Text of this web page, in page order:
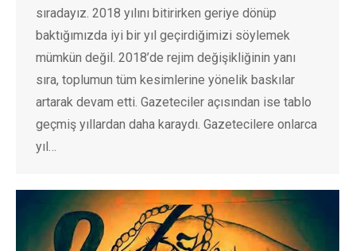
sıradayız. 2018 yılını bitirirken geriye dönüp
baktığımızda iyi bir yıl geçirdiğimizi söylemek
mümkün değil. 2018’de rejim değişikliğinin yanı
sıra, toplumun tüm kesimlerine yönelik baskılar
artarak devam etti. Gazeteciler açısından ise tablo
geçmiş yıllardan daha karaydı. Gazetecilere onlarca
yıl…